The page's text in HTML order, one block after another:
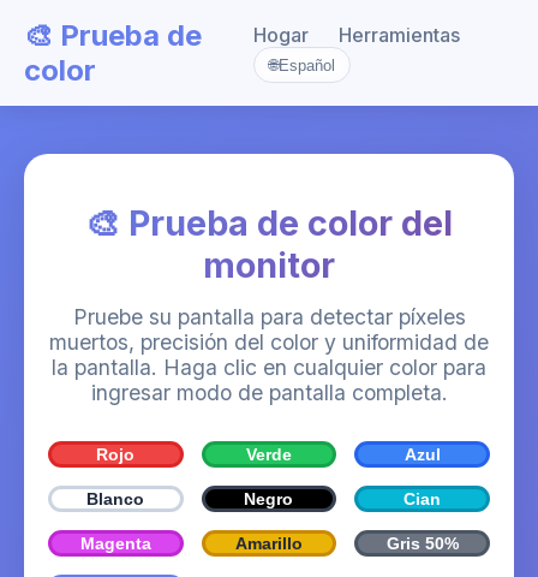
🎨 Prueba de
color
Hogar Herramientas
🌐Español
🎨 Prueba de color del
monitor
Pruebe su pantalla para detectar píxeles
muertos, precisión del color y uniformidad de
la pantalla. Haga clic en cualquier color para
ingresar modo de pantalla completa.
Rojo Verde Azul
Blanco Negro Cian
Magenta Amarillo Gris 50%